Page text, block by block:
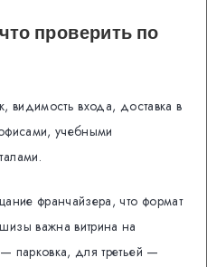
проверить по
видимость входа, доставка в
учебными
франчайзера, что формат
важна витрина на
парковка, для третьей —